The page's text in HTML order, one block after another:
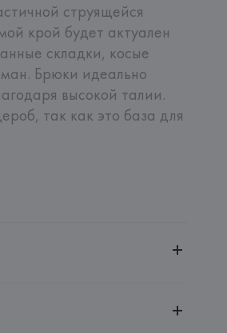
струящейся
крой будет актуален
складки, косые
Брюки идеально
высокой талии.
так как это база для
д. 64, помещение 2-27